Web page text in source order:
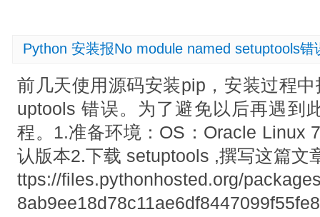
Python 安装报No module named setuptools错
前几天使用源码安装pip，安装过程
uptools 错误。为了避免以后再遇到
程。1.准备环境：OS：Oracle Linux
认版本2.下载 setuptools ,撰写这篇文
ttps://files.pythonhosted.org/